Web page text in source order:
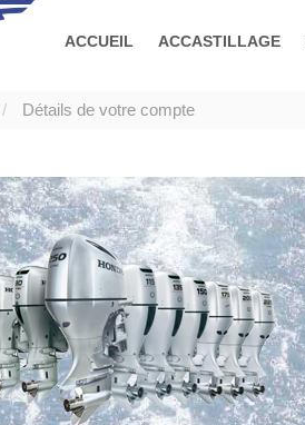
ACCUEIL ACCASTILLAGE
/ Détails de votre compte